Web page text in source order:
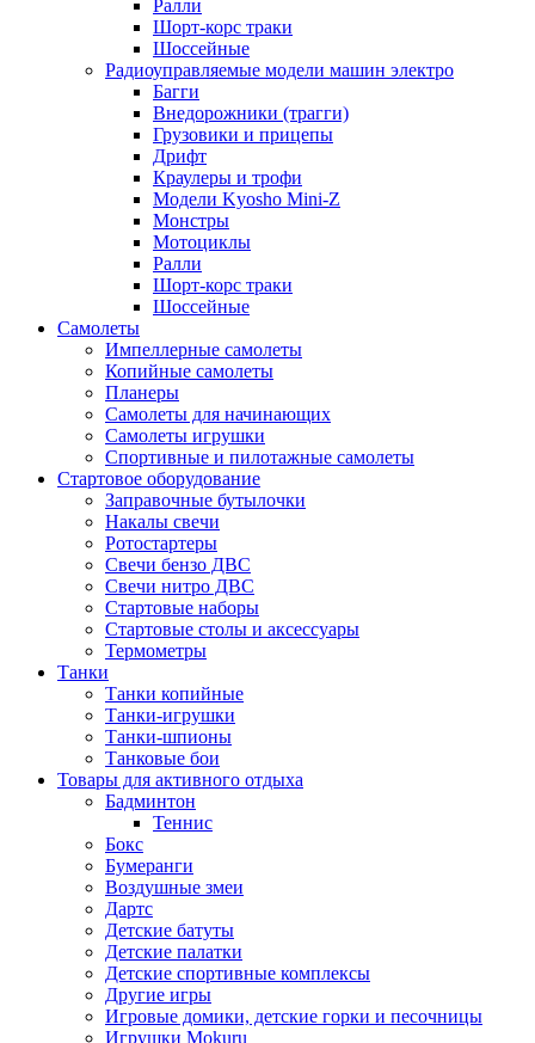
Ралли
Шорт-корс траки
Шоссейные
Радиоуправляемые модели машин электро
Багги
Внедорожники (трагги)
Грузовики и прицепы
Дрифт
Краулеры и трофи
Модели Kyosho Mini-Z
Монстры
Мотоциклы
Ралли
Шорт-корс траки
Шоссейные
Самолеты
Импеллерные самолеты
Копийные самолеты
Планеры
Самолеты для начинающих
Самолеты игрушки
Спортивные и пилотажные самолеты
Стартовое оборудование
Заправочные бутылочки
Накалы свечи
Ротостартеры
Свечи бензо ДВС
Свечи нитро ДВС
Стартовые наборы
Стартовые столы и аксессуары
Термометры
Танки
Танки копийные
Танки-игрушки
Танки-шпионы
Танковые бои
Товары для активного отдыха
Бадминтон
Теннис
Бокс
Бумеранги
Воздушные змеи
Дартс
Детские батуты
Детские палатки
Детские спортивные комплексы
Другие игры
Игровые домики, детские горки и песочницы
Игрушки Mokuru